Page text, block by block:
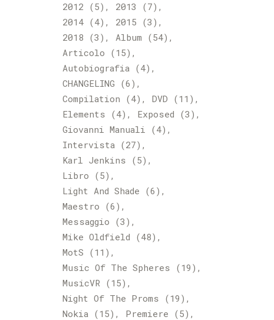
2012 (5) 2013 (7)
2014(4) 2015 (3)
2018 (3) Album (54)
Articolo (15)
Autobiografia(4)
CHANGELING (6)
Compilation (4) DVD (11)
Elements (4) Exposed (3)
Giovanni Manuali (4)
Intervista(27)
Karl Jenkins (5)
Libro (5)
Light And Shade (6)
Maestro (6)
Messaggio (3)
Mike Oldfield (48)
MotS (11)
Music Of The Spheres (19)
MusicVR (15)
Night Of The Proms (19)
Nokia(15) Premiere (5)